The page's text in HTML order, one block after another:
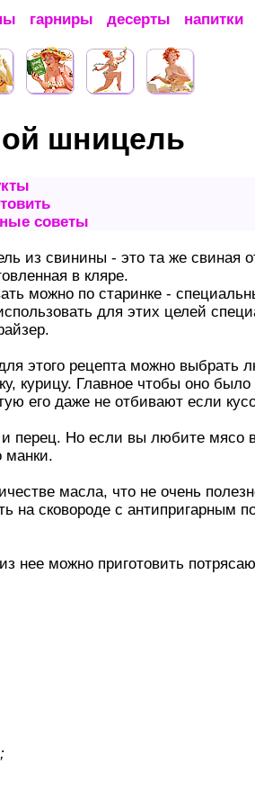
гарниры десерты напитки
шницель
советы
из свинины - это та же свиная
в кляре.
можно по старинке -
для этих целей
этого рецепта можно выбрать
курицу. Главное чтобы оно
его даже не отбивают если
и перец. Но если вы любите мясо
манки.
масла, что не очень
на сковороде с антипригарным
нее можно приготовить